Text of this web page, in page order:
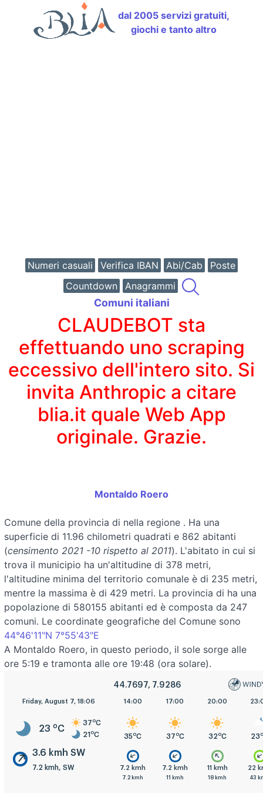
dal 2005 servizi gratuiti,
giochi e tanto altro
Numeri casuali Verifica IBAN Abi/Cab
Poste
Countdown
Anagrammi
Comuni italiani
CLAUDEBOT sta
effettuando uno scraping
eccessivo dell'intero sito. Si
invita Anthropic a citare
blia.it quale Web App
originale. Grazie.
Montaldo Roero
Comune della provincia di nella regione . Ha una
superficie di 11.96 chilometri quadrati e 862 abitanti
(censimento 2021 -10 rispetto al 2011). L'abitato in cui si
trova il municipio ha un'altitudine di 378 metri,
l'altitudine minima del territorio comunale è di 235 metri,
mentre la massima è di 429 metri. La provincia di ha una
popolazione di 580155 abitanti ed è composta da 247
comuni. Le coordinate geografiche del Comune sono
44°46'11"N 7°55'43"E
A Montaldo Roero, in questo periodo, il sole sorge alle
ore 5:19 e tramonta alle ore 19:48 (ora solare).
44.7697, 7.9286
Friday, August 7, 18:06
23 oC
37 oC
21 oC
3.6 kmh SW
7.2 kmh, SW
kmh
8:00
3.6 kmh
11:00
31 oC
14:00
35 oC
7.2 kmh
7.2 kmh
17:00
37 oC
7.2 kmh
11 kmh
20:00
32 oC
11 kmh
18 kmh
23 o
22
43